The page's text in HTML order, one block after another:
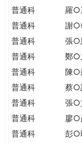
普通科
羅○
普通科
謝○
普通科
張○
普通科
鄭○
普通科
陳○
普通科
蔡○
普通科
張○
普通科
廖○
普通科
彭○